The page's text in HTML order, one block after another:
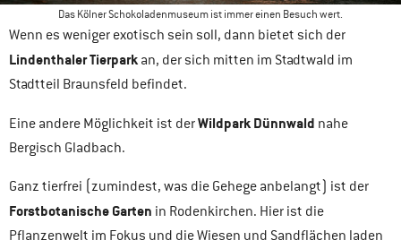
Das Kölner Schokoladenmuseum ist immer einen Besuch wert.
Wenn es weniger exotisch sein soll, dann bietet sich der
Lindenthaler Tierpark an, der sich mitten im Stadtwald im
Stadtteil Braunsfeld befindet.
Eine andere Möglichkeit ist derWildpark Dünnwald nahe
Bergisch Gladbach.
Ganz tierfrei (zumindest, was die Gehege anbelangt) ist der
Forstbotanische Garten in Rodenkirchen. Hier ist die
Pflanzenwelt im Fokus und die Wiesen und Sandflächen laden